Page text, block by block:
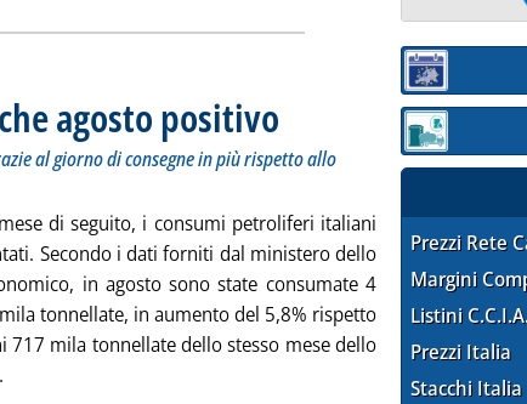
agosto positivo . Sottotitolo: In aumento i consumi di
. Pubblicata mercoledì 16 settembre
al giorno di consegne in più rispetto allo
di seguito, i consumi petroliferi italiani
Secondo i dati forniti dal ministero dello
in agosto sono state consumate 4
tonnellate, in aumento del 5,8% rispetto
717 mila tonnellate dello stesso mese dello
Leggi tutta la notizia: 'Consumi petroliferi, anche agosto
Sezione:
Sezione:
Prezzi Rete
Margini
Listini
Prezzi Italia
Stacchi Italia